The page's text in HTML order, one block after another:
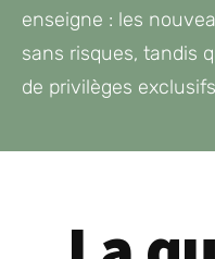
enseigne : les
sans risques, tandis
de privilèges